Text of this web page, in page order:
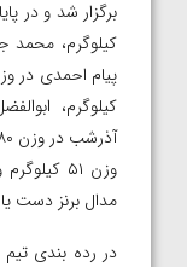
مدال برنز دست